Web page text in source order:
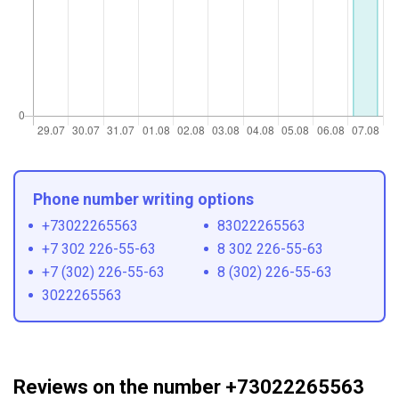
Phone number writing options
+73022265563
83022265563
+7 302 226-55-63
8 302 226-55-63
+7 (302) 226-55-63
8 (302) 226-55-63
3022265563
Reviews on the number +73022265563